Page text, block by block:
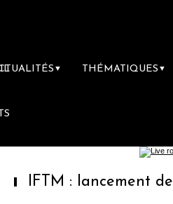
▼ THÉMATIQUES ▼
: lancement des